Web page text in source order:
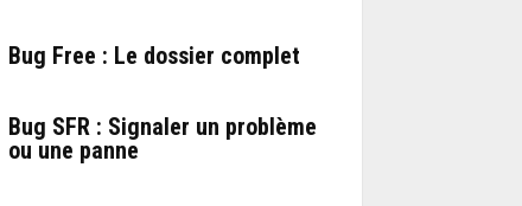
Bug Free : Le dossier complet
Bug SFR : Signaler un problème
ou une panne